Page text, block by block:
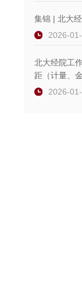
集锦 | 北大
2026-
北大经院工
距（计量、
2026-